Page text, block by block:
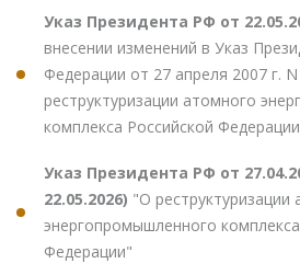
Указ Президента РФ от
внесении изменений в Указ
Федерации от 27 апреля 2007 г.
реструктуризации атомного
комплекса Российской
Указ Президента РФ от
22.05.2026) "О реструктуризации
энергопромышленного
Федерации"